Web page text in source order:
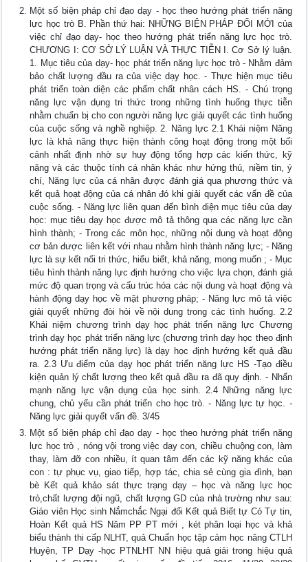
Một số biện pháp chỉ đạo dạy - học theo hướng phát triển năng
lực học trò B. Phần thứ hai: NHỮNG BIỆN PHÁP ĐỔI MỚI của
việc chỉ đạo dạy- học theo hướng phát triển năng lực học trò.
CHƯƠNG I: CƠ SỞ LÝ LUẬN VÀ THỰC TIỄN I. Cơ Sở lý luận.
1. Mục tiêu của dạy- học phát triển năng lực học trò - Nhằm đảm
bảo chất lượng đầu ra của việc dạy học. - Thực hiện mục tiêu
phát triển toàn diện các phẩm chất nhân cách HS. - Chú trọng
năng lực vận dụng tri thức trong những tình huống thực tiễn
nhằm chuẩn bị cho con người năng lực giải quyết các tình huống
của cuộc sống và nghề nghiệp. 2. Năng lực 2.1 Khái niệm Năng
lực là khả năng thực hiện thành công hoạt động trong một bối
cảnh nhất định nhờ sự huy động tổng hợp các kiến thức, kỹ
năng và các thuộc tính cá nhân khác như hứng thú, niềm tin, ý
chí, Năng lực của cá nhân được đánh giá qua phương thức và
kết quả hoạt động của cá nhân đó khi giải quyết các vấn đề của
cuộc sống. - Năng lực liên quan đến bình diện mục tiêu của dạy
học: mục tiêu dạy học được mô tả thông qua các năng lực cần
hình thành; - Trong các môn học, những nội dung và hoạt động
cơ bản được liên kết với nhau nhằm hình thành năng lực; - Năng
lực là sự kết nối tri thức, hiểu biết, khả năng, mong muốn ; - Mục
tiêu hình thành năng lực định hướng cho việc lựa chọn, đánh giá
mức độ quan trọng và cấu trúc hóa các nội dung và hoạt động và
hành động dạy học về mặt phương pháp; - Năng lực mô tả việc
giải quyết những đòi hỏi về nội dung trong các tình huống. 2.2
Khái niệm chương trình dạy học phát triển năng lực Chương
trình dạy học phát triển năng lực (chương trình dạy học theo định
hướng phát triển năng lực) là dạy học định hướng kết quả đầu
ra. 2.3 Ưu điểm của dạy học phát triển năng lực HS -Tạo điều
kiện quản lý chất lượng theo kết quả đầu ra đã quy định. - Nhấn
mạnh năng lực vận dụng của học sinh. 2.4 Những năng lực
chung, chủ yếu cần phát triển cho học trò. - Năng lực tự học. -
Năng lực giải quyết vấn đề. 3/45
Một số biện pháp chỉ đạo dạy - học theo hướng phát triển năng
lực học trò , nóng vội trong việc dạy con, chiều chuộng con, làm
thay, làm đỡ con nhiều, ít quan tâm đến các kỹ năng khác của
con : tự phục vụ, giao tiếp, hợp tác, chia sẻ cùng gia đình, bạn
bè Kết quả khảo sát thực trạng dạy – học và năng lực học
trò,chất lượng đội ngũ, chất lượng GD của nhà trường như sau:
Giáo viên Học sinh Nắmchắc Ngại đổi Kết quả Biết tự Có Tự tin,
Hoàn Kết quả HS Năm PP PT mới , két phân loại học và khả
biểu thành thi cấp NLHT, quả Chuẩn học tập cảm học năng CTLH
Huyện, TP Dạy -học PTNLHT NN hiệu quả giải trong hiệu quả